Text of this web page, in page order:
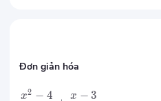
Đơn giản hóa
x2 − 4 x − 3